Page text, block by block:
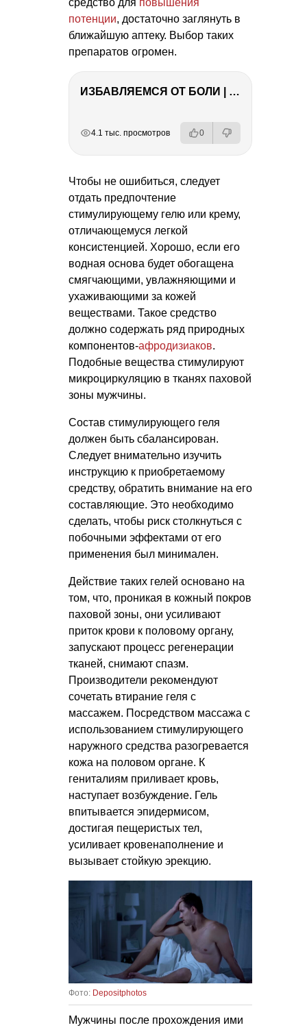
потенции, достаточно заглянуть в
ближайшую аптеку. Выбор таких
препаратов огромен.
ИЗБАВЛЯЕМСЯ ОТ БОЛИ | Важность режима и питания
4.1 тыс. просмотров 0
Чтобы не ошибиться, следует
отдать предпочтение
стимулирующему гелю или крему,
отличающемуся легкой
консистенцией. Хорошо, если его
водная основа будет обогащена
смягчающими, увлажняющими и
ухаживающими за кожей
веществами. Такое средство
должно содержать ряд природных
компонентов-афродизиаков.
Подобные вещества стимулируют
микроциркуляцию в тканях паховой
зоны мужчины.
Состав стимулирующего геля
должен быть сбалансирован.
Следует внимательно изучить
инструкцию к приобретаемому
средству, обратить внимание на его
составляющие. Это необходимо
сделать, чтобы риск столкнуться с
побочными эффектами от его
применения был минимален.
Действие таких гелей основано на
том, что, проникая в кожный покров
паховой зоны, они усиливают
приток крови к половому органу,
запускают процесс регенерации
тканей, снимают спазм.
Производители рекомендуют
сочетать втирание геля с
массажем. Посредством массажа с
использованием стимулирующего
наружного средства разогревается
кожа на половом органе. К
гениталиям приливает кровь,
наступает возбуждение. Гель
впитывается эпидермисом,
достигая пещеристых тел,
усиливает кровенаполнение и
вызывает стойкую эрекцию.
Фото: Depositphotos
Мужчины после прохождения ими